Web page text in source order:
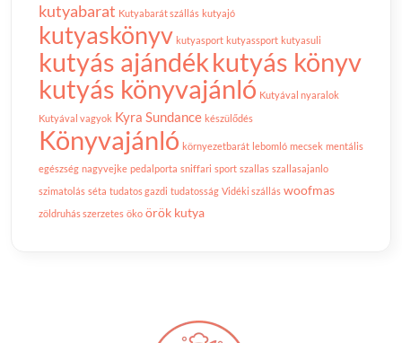
kutyabarat Kutyabarát szállás kutyajó
kutyaskönyv kutyasport kutyassport kutyasuli
kutyás ajándékkutyás könyv
kutyás könyvajánló Kutyával nyaralok
Kutyával vagyok Kyra Sundance készülődés
Könyvajánló környezetbarát lebomló mecsek mentális
egészség nagyvejke pedalporta sniffari sport szallas szallasajanlo
szimatolás séta tudatos gazdi tudatosság Vidéki szállás woofmas
zöldruhás szerzetes öko örök kutya